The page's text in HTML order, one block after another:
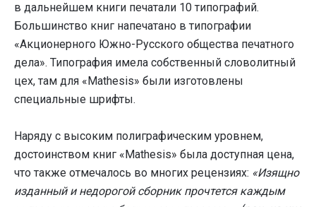
в дальнейшем книги печатали 10 типографий.
Большинство книг напечатано в типографии
«Акционерного Южно-Русского общества печатного
дела». Типография имела собственный словолитный
цех, там для «Mathesis» были изготовлены
специальные шрифты.
Наряду с высоким полиграфическим уровнем,
достоинством книг «Mathesis» была доступная цена,
что также отмечалось во многих рецензиях: «Изящно
изданный и недорогой сборник прочтется каждым